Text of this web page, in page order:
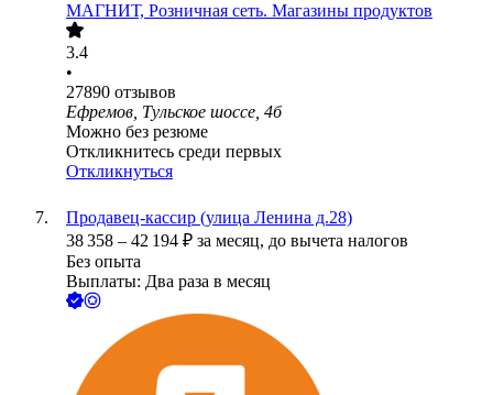
МАГНИТ, Розничная сеть. Магазины продуктов
3.4
•
27890 отзывов
Ефремов, Тульское шоссе, 4б
Можно без резюме
Откликнитесь среди первых
Откликнуться
Продавец-кассир (улица Ленина д.28)
38 358 – 42 194 ₽ за месяц, до вычета налогов
Без опыта
Выплаты: Два раза в месяц